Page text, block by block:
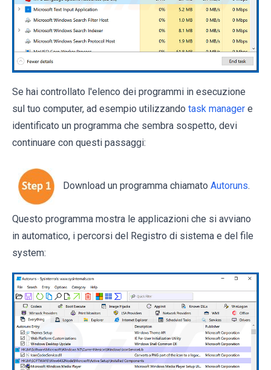
Se hai controllato l'elenco dei programmi in esecuzione
sul tuo computer, ad esempio utilizzando task manager e
identificato un programma che sembra sospetto, devi
continuare con questi passaggi:
Download un programma chiamato Autoruns.
Questo programma mostra le applicazioni che si avviano
in automatico, i percorsi del Registro di sistema e del file
system: